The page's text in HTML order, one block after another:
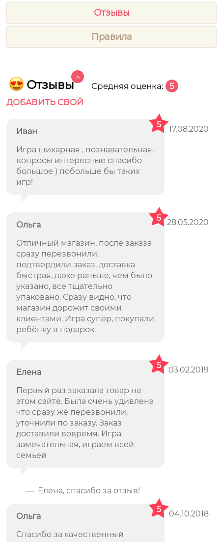
Отзывы
Правила
Отзывы
5
Средняя оценка: 5
ДОБАВИТЬ СВОЙ
Иван 17.08.2020
5
Игра шикарная , познавательная,
вопросы интересные спасибо
большое ) побольше бы таких
игр!
Ольга 28.05.2020
5
Отличный магазин, после заказа
сразу перезвонили,
подтвердили заказ, доставка
быстрая, даже раньше, чем было
указано, все тщательно
упаковано. Сразу видно, что
магазин дорожит своими
клиентами. Игра супер, покупали
ребёнку в подарок.
Елена 03.02.2019
5
Первый раз заказала товар на
этом сайте. Была очень удивлена
что сразу же перезвонили,
уточнили по заказу. Заказ
доставили вовремя. Игра
замечательная, играем всей
семьей
— Елена, спасибо за отзыв!
Ольга 04.10.2018
5
Спасибо за качественный